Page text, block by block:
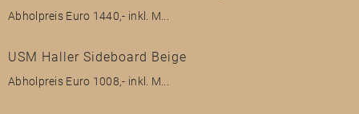
Abholpreis Euro 1440,- inkl. M...
USM Haller Sideboard Beige
Abholpreis Euro 1008,- inkl. M...